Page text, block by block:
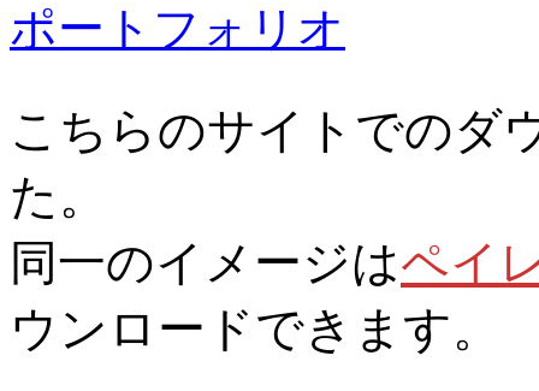
ポートフォリオ
こちらのサイトでのダ
た。
同一のイメージはペイ
ウンロードできます。